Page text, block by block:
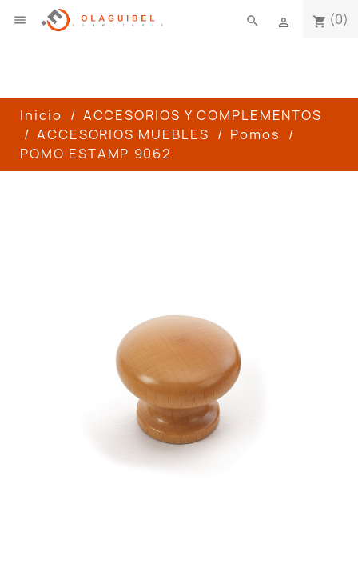
 shopping_cart (0)

search
Inicio
ACCESORIOS Y COMPLEMENTOS
ACCESORIOS MUEBLES
Pomos
POMO ESTAMP 9062